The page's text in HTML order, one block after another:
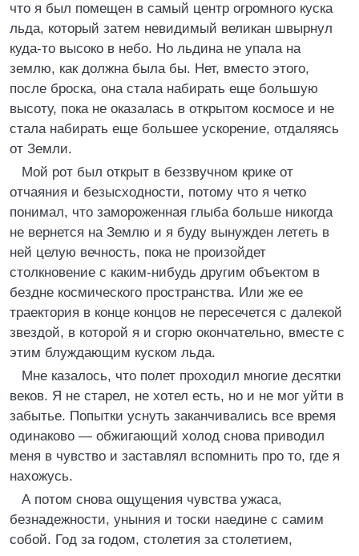
что я был помещен в самый центр огромного куска
льда, который затем невидимый великан швырнул
куда-то высоко в небо. Но льдина не упала на
землю, как должна была бы. Нет, вместо этого,
после броска, она стала набирать еще большую
высоту, пока не оказалась в открытом космосе и не
стала набирать еще большее ускорение, отдаляясь
от Земли.
Мой рот был открыт в беззвучном крике от
отчаяния и безысходности, потому что я четко
понимал, что замороженная глыба больше никогда
не вернется на Землю и я буду вынужден лететь в
ней целую вечность, пока не произойдет
столкновение с каким-нибудь другим объектом в
бездне космического пространства. Или же ее
траектория в конце концов не пересечется с далекой
звездой, в которой я и сгорю окончательно, вместе с
этим блуждающим куском льда.
Мне казалось, что полет проходил многие десятки
веков. Я не старел, не хотел есть, но и не мог уйти в
забытье. Попытки уснуть заканчивались все время
одинаково — обжигающий холод снова приводил
меня в чувство и заставлял вспомнить про то, где я
нахожусь.
А потом снова ощущения чувства ужаса,
безнадежности, уныния и тоски наедине с самим
собой. Год за годом, столетия за столетием,